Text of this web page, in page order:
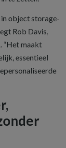
in object storage-
Rob Davis,
“Het maakt
essentieel